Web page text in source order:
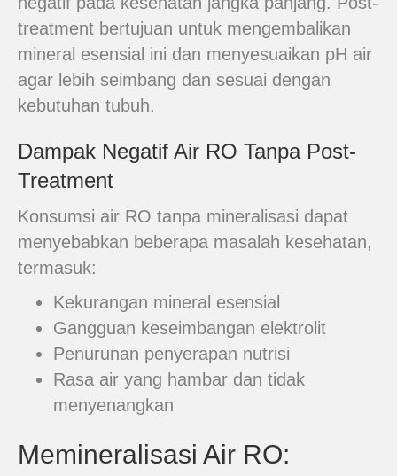
treatment bertujuan untuk mengembalikan
mineral esensial ini dan menyesuaikan pH air
agar lebih seimbang dan sesuai dengan
kebutuhan tubuh.
Dampak Negatif Air RO Tanpa Post-
Treatment
Konsumsi air RO tanpa mineralisasi dapat
menyebabkan beberapa masalah kesehatan,
termasuk:
Kekurangan mineral esensial
Gangguan keseimbangan elektrolit
Penurunan penyerapan nutrisi
Rasa air yang hambar dan tidak
menyenangkan
Memineralisasi Air RO: